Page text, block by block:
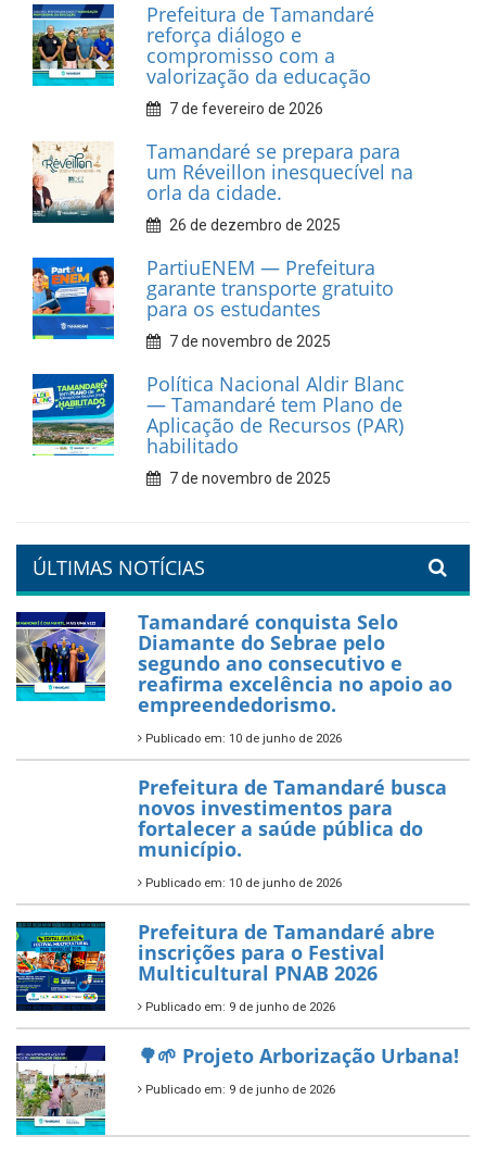
Prefeitura de Tamandaré
reforça diálogo e
compromisso com a
valorização da educação
7 de fevereiro de 2026
Tamandaré se prepara para
um Réveillon inesquecível na
orla da cidade.
26 de dezembro de 2025
PartiuENEM — Prefeitura
garante transporte gratuito
para os estudantes
7 de novembro de 2025
Política Nacional Aldir Blanc
— Tamandaré tem Plano de
Aplicação de Recursos (PAR)
habilitado
7 de novembro de 2025
ÚLTIMAS NOTÍCIAS
Tamandaré conquista Selo
Diamante do Sebrae pelo
segundo ano consecutivo e
reafirma excelência no apoio ao
empreendedorismo.
Publicado em: 10 de junho de 2026
Prefeitura de Tamandaré busca
novos investimentos para
fortalecer a saúde pública do
município.
Publicado em: 10 de junho de 2026
Prefeitura de Tamandaré abre
inscrições para o Festival
Multicultural PNAB 2026
Publicado em: 9 de junho de 2026
🌳🌱 Projeto Arborização Urbana!
Publicado em: 9 de junho de 2026